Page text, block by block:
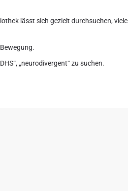
lässt sich gezielt durchsuchen, viele
„neurodivergent“ zu suchen.